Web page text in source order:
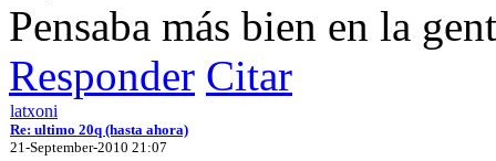
Pensaba más bien en la
Responder Citar
latxoni
Re: ultimo 20q (hasta ahora)
21-September-2010 21:07